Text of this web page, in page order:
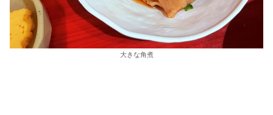
大きな角煮